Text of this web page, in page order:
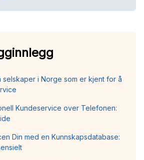
selskaper i Norge som er kjent for å
Kundeservice over Telefonen:
Din med en Kunnskapsdatabase: